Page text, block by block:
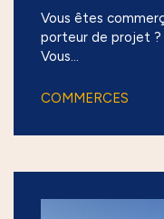
Vous êtes
porteur de projet ?
Vous...
COMMERCES